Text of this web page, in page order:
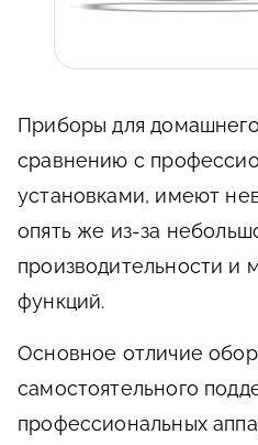
Приборы для
сравнению с
установками, имеют
опять же из-за
производительности и
функций.
Основное отличие
самостоятельного
профессиональных